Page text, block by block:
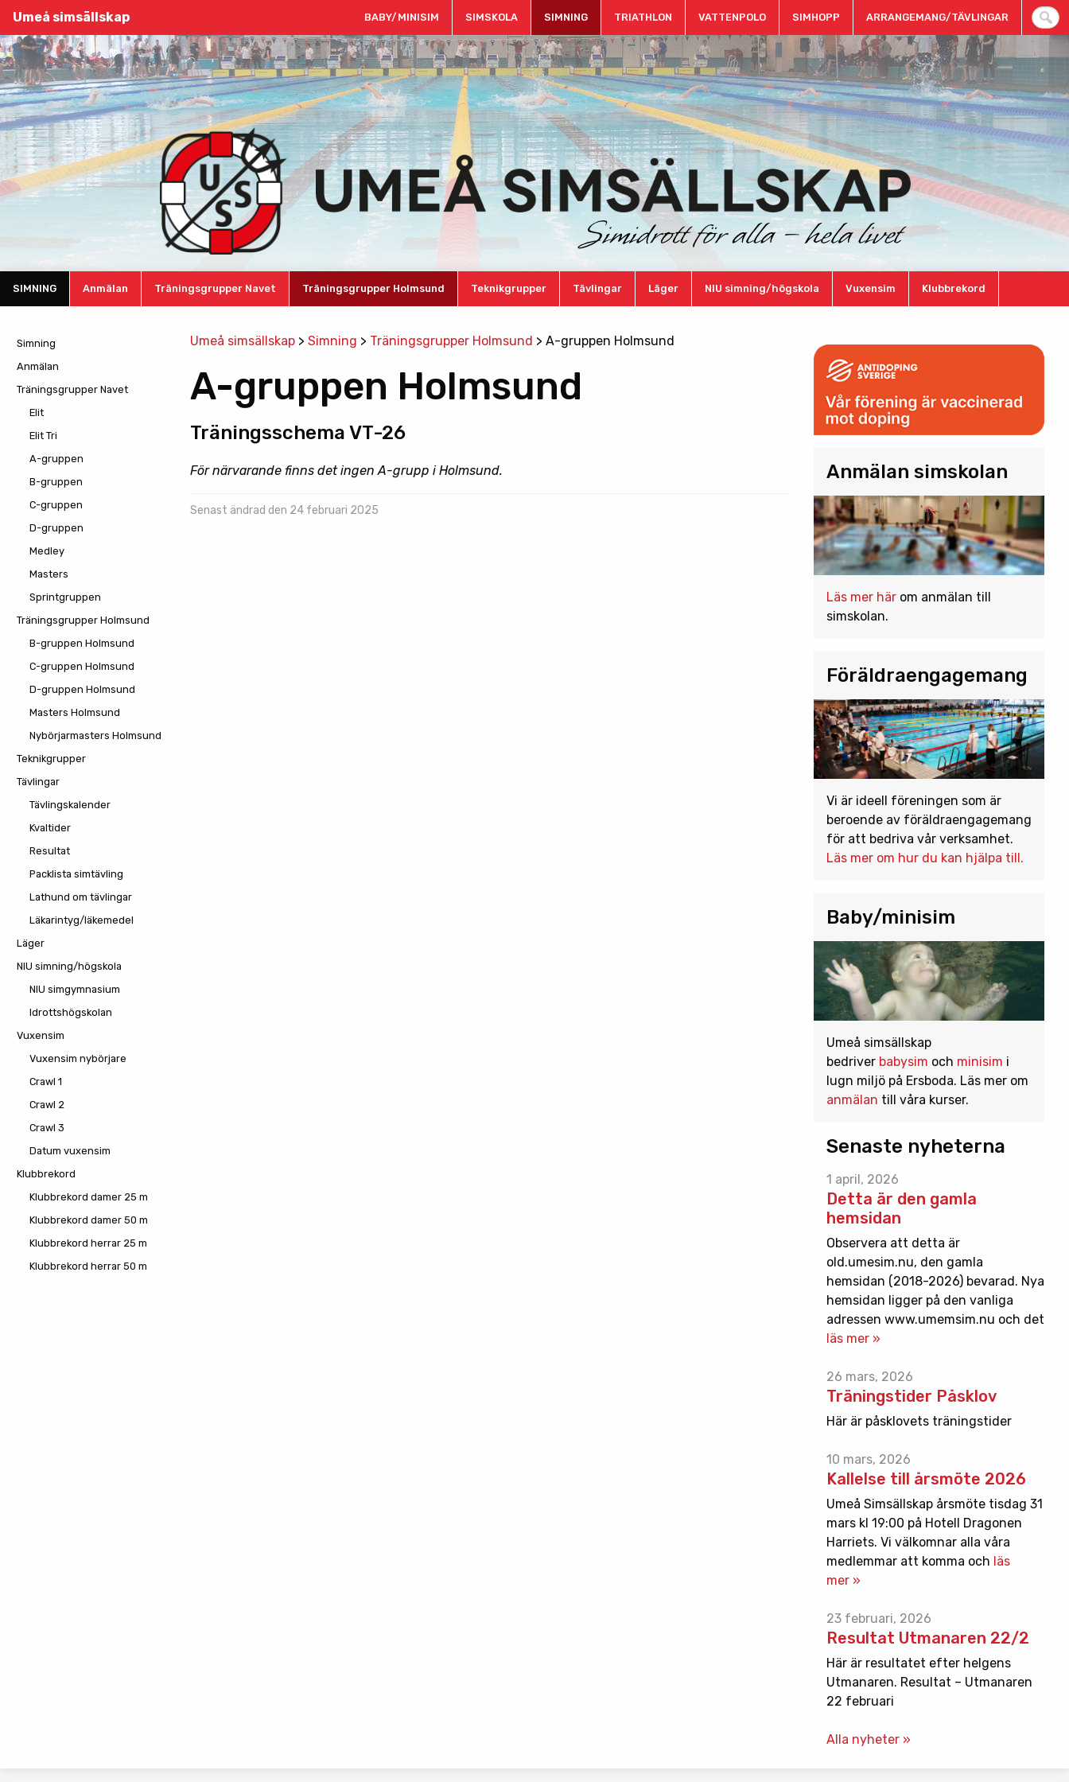
Umeå simsällskap BABY/MINISIM SIMSKOLA SIMNING TRIATHLON VATTENPOLO SIMHOPP ARRANGEMANG/TÄVLINGAR
SIMNING Anmälan Träningsgrupper Navet Träningsgrupper Holmsund Teknikgrupper Tävlingar Läger NIU simning/högskola Vuxensim Klubbrekord
Umeå simsällskap > Simning > Träningsgrupper Holmsund > A-gruppen Holmsund
A-gruppen Holmsund
Träningsschema VT-26
För närvarande finns det ingen A-grupp i Holmsund.
Senast ändrad den 24 februari 2025
Simning
Anmälan
Träningsgrupper Navet
Elit
Elit Tri
A-gruppen
B-gruppen
C-gruppen
D-gruppen
Medley
Masters
Sprintgruppen
Träningsgrupper Holmsund
B-gruppen Holmsund
C-gruppen Holmsund
D-gruppen Holmsund
Masters Holmsund
Nybörjarmasters Holmsund
Teknikgrupper
Tävlingar
Tävlingskalender
Kvaltider
Resultat
Packlista simtävling
Lathund om tävlingar
Läkarintyg/läkemedel
Läger
NIU simning/högskola
NIU simgymnasium
Idrottshögskolan
Vuxensim
Vuxensim nybörjare
Crawl 1
Crawl 2
Crawl 3
Datum vuxensim
Klubbrekord
Klubbrekord damer 25 m
Klubbrekord damer 50 m
Klubbrekord herrar 25 m
Klubbrekord herrar 50 m
Anmälan simskolan
Läs mer härom anmälan till
simskolan.
Föräldraengagemang
Vi är ideell föreningen som är
beroende av föräldraengagemang
för att bedriva vår verksamhet.
Läs mer om hur du kan hjälpa till.
Baby/minisim
Umeå simsällskap
bedriver babysim och minisim i
lugn miljö på Ersboda. Läs mer om
anmälan till våra kurser.
Senaste nyheterna
1 april, 2026
Detta är den gamla
hemsidan
Observera att detta är
old.umesim.nu, den gamla
hemsidan (2018-2026) bevarad. Nya
hemsidan ligger på den vanliga
adressen www.umemsim.nu och det
läs mer »
26 mars, 2026
Träningstider Påsklov
Här är påsklovets träningstider
10 mars, 2026
Kallelse till årsmöte 2026
Umeå Simsällskap årsmöte tisdag 31
mars kl 19:00 på Hotell Dragonen
Harriets. Vi välkomnar alla våra
medlemmar att komma och läs
mer »
23 februari, 2026
Resultat Utmanaren 22/2
Här är resultatet efter helgens
Utmanaren. Resultat – Utmanaren
22 februari
Alla nyheter »